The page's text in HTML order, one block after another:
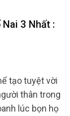
Nai 3 Nhất :
tạo tuyệt vời
thân trong
lúc bọn họ